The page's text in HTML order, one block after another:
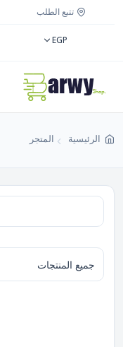
تتبع الطلب
EGP
الرئيسية المتجر